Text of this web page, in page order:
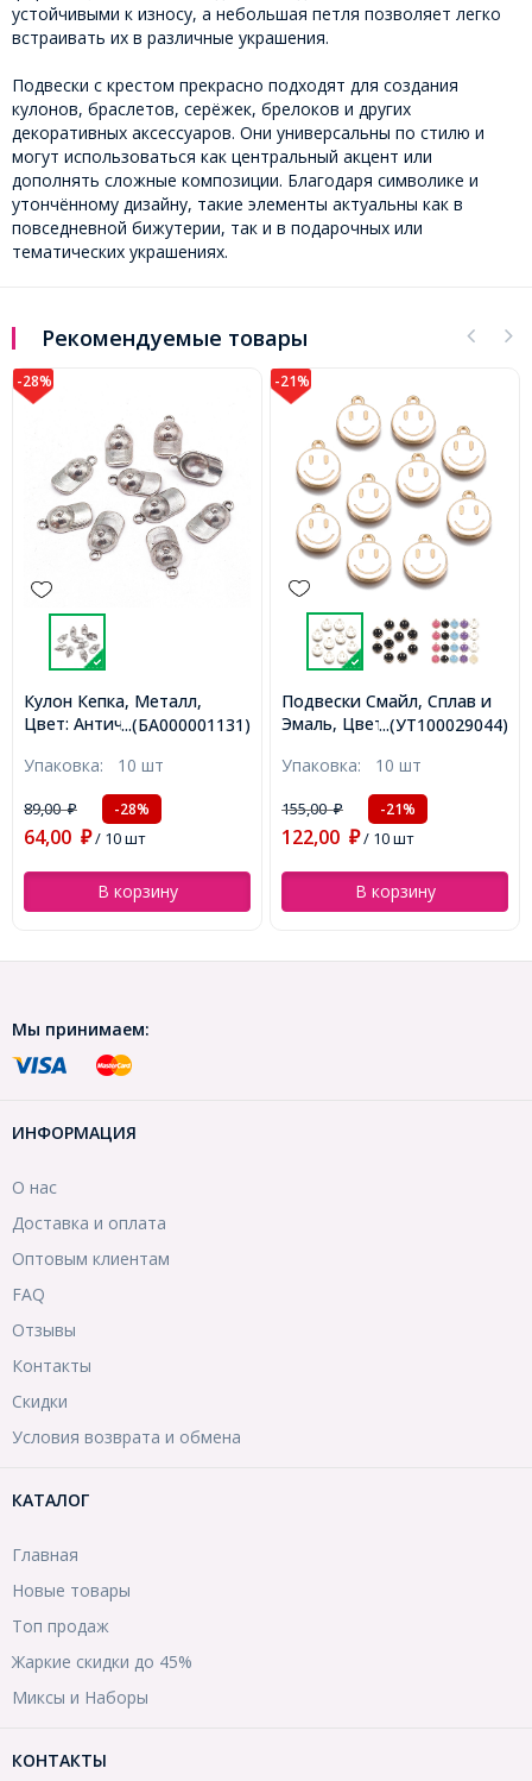
устойчивыми к износу, а небольшая петля позволяет легко
встраивать их в различные украшения.
Подвески с крестом прекрасно подходят для создания
кулонов, браслетов, серёжек, брелоков и других
декоративных аксессуаров. Они универсальны по стилю и
могут использоваться как центральный акцент или
дополнять сложные композиции. Благодаря символике и
утончённому дизайну, такие элементы актуальны как в
повседневной бижутерии, так и в подарочных или
тематических украшениях.
Рекомендуемые товары
-28%
...(БА000001131)
Кулон Кепка, Металл,
Цвет: Античное Серебро,
Отверстие 1.5мм,
(БА000001131)
Упаковка: 10 шт
89,00₽ -28%
64,00 ₽/ 10 шт
В корзину
-21%
...(УТ100029044)
Подвески Смайл, Сплав и
Эмаль, Цвет: Белый, Цвет
Размер: 14.5х12х1.5мм,
Отверстие: 1.5мм,
(УТ100029044)
Упаковка: 10 шт
155,00₽ -21%
122,00 ₽/ 10 шт
В корзину
Мы принимаем:
ИНФОРМАЦИЯ
О нас
Доставка и оплата
Оптовым клиентам
FAQ
Отзывы
Контакты
Скидки
Условия возврата и обмена
КАТАЛОГ
Главная
Новые товары
Топ продаж
Жаркие скидки до 45%
Миксы и Наборы
КОНТАКТЫ